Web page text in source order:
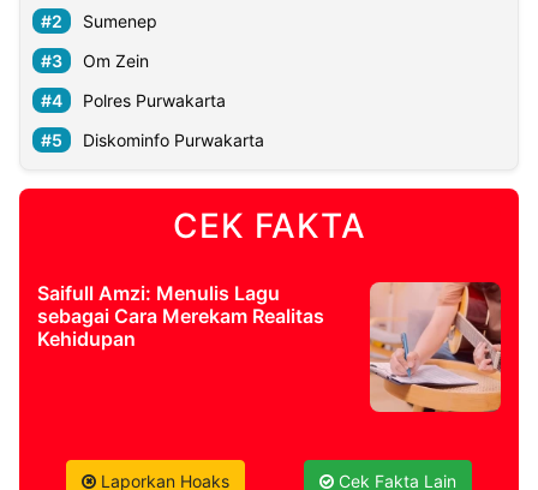
Sumenep
Om Zein
Polres Purwakarta
Diskominfo Purwakarta
CEK FAKTA
Saifull Amzi: Menulis Lagu
sebagai Cara Merekam Realitas
Kehidupan
Laporkan Hoaks Cek Fakta Lain